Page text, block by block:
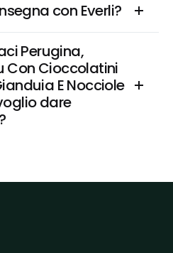
con Everli?
Perugina,
Con Cioccolatini
E Nocciole
dare